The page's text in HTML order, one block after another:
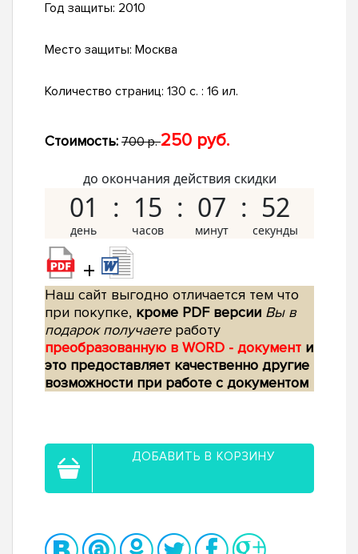
Год защиты: 2010
Место защиты: Москва
Количество страниц: 130 с. : 16 ил.
Стоимость: 700 р.250 руб.
до окончания действия скидки
01 15 07 51
+
Наш сайт выгодно отличается тем что
при покупке, кроме PDF версии Вы в
подарок получаетеработу
преобразованную в WORD - документ и
это предоставляет качественно другие
возможности при работе с документом
ДОБАВИТЬ В КОРЗИНУ